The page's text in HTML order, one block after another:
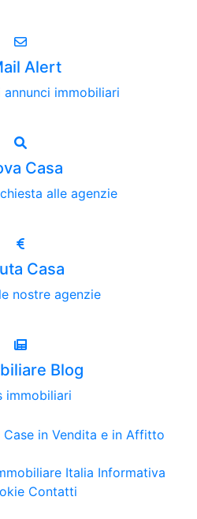
Alert
annunci immobiliari
Casa
alle agenzie
Casa
nostre agenzie
Blog
immobiliari
Italia Informativa
Contatti